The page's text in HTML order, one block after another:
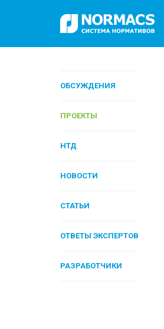
ОБСУЖДЕНИЯ
ПРОЕКТЫ
НТД
НОВОСТИ
СТАТЬИ
ОТВЕТЫ ЭКСПЕРТОВ
РАЗРАБОТЧИКИ